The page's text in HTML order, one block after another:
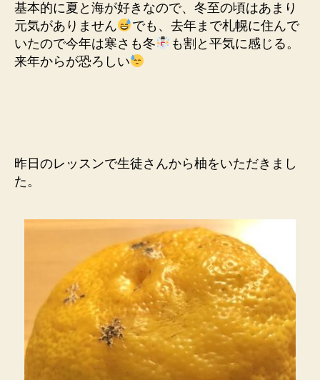
へ
の
基本的に夏と海が好きなので、冬至の頃はあまり
元気がありません
でも、去年まで札幌に住んで
いたので今年は寒さも冬
も割と平気に感じる。
来年からが恐ろしい
昨日のレッスンで生徒さんから柚をいただきまし
た。